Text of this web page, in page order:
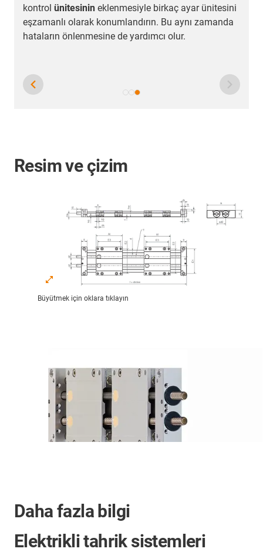
kontrol ünitesinin eklenmesiyle birkaç ayar ünitesini
eşzamanlı olarak konumlandırın. Bu aynı zamanda
hataların önlenmesine de yardımcı olur.
Resim ve çizim
Büyütmek için oklara tıklayın
Daha fazla bilgi
Elektrikli tahrik sistemleri